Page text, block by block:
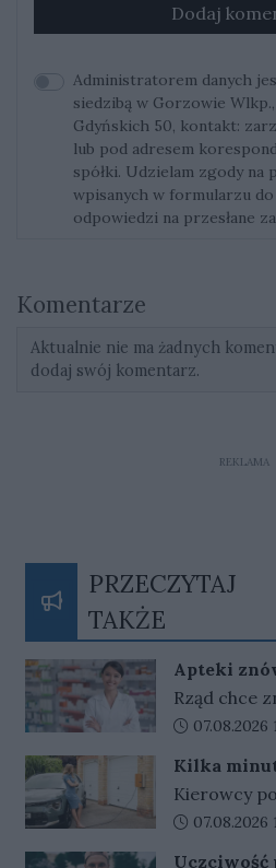
Dodaj
Administratorem danych
siedzibą w Gorzowie
Gdyńskich 50, kontakt:
lub pod adresem
spółki. Udzielam zgody na
wpisanych w formularzu
odpowiedzi na przesłane
Komentarze
Aktualnie nie ma żadnych
dodaj swój komentarz.
REKLAMA
PRZECZYTAJ
TAKŻE
Apteki
Ale nie bez
Rząd chce
reklamy
udział
Data dodania
07.08.2026
Kilka
działa.
na szybki
kierowców
Kierowcy
ładowarek
Data dodania
07.08.2026
Uczciwość